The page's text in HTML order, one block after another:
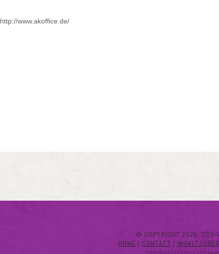
http://www.akoffice.de/
© COPYRIGHT 2026. SOS-
HOME | CONTACT |